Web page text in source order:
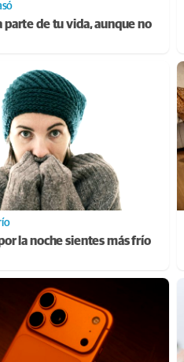
parte de tu vida, aunque no
la noche sientes más frío